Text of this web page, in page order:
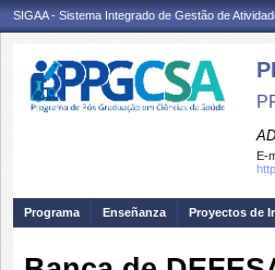
SIGAA - Sistema Integrado de Gestão de
E-
Programa Enseñanza Proyectos de